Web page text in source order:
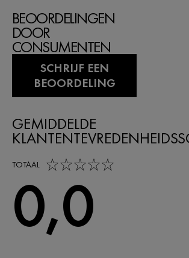
BEOORDELINGEN
DOOR
CONSUMENTEN
SCHRIJF EEN
BEOORDELING
GEMIDDELDE
TOTAAL
0,0 out of 5 stars
0,0